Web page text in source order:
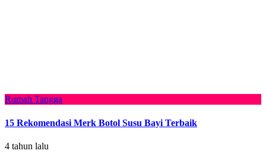
Rumah Tangga
15 Rekomendasi Merk Botol Susu Bayi Terbaik
4 tahun lalu